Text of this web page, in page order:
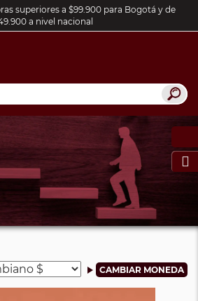
superiores a $99.900 para Bogotá y de
a nivel nacional
